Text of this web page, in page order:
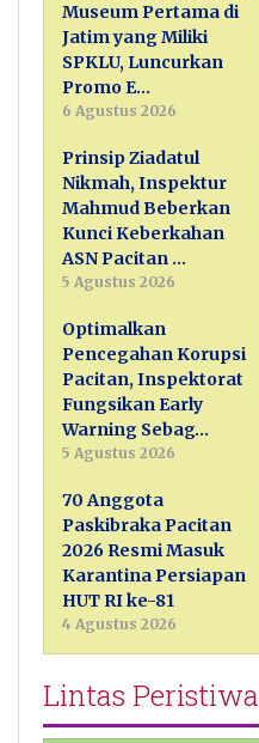
Museum Pertama di
Jatim yang Miliki
SPKLU, Luncurkan
Promo E…
6 Agustus 2026
Prinsip Ziadatul
Nikmah, Inspektur
Mahmud Beberkan
Kunci Keberkahan
ASN Pacitan …
5 Agustus 2026
Optimalkan
Pencegahan Korupsi
Pacitan, Inspektorat
Fungsikan Early
Warning Sebag…
5 Agustus 2026
70 Anggota
Paskibraka Pacitan
2026 Resmi Masuk
Karantina Persiapan
HUT RI ke-81
4 Agustus 2026
Lintas Peristiwa